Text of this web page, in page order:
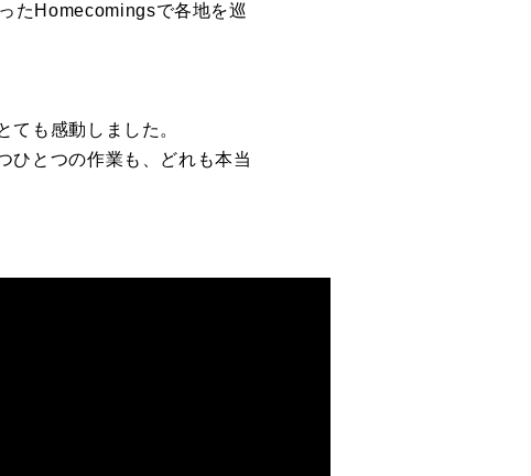
た Homecomingsで各地を巡
ても感動しました。
ひとつの作業も
、どれも本当